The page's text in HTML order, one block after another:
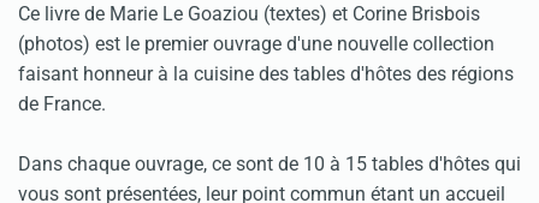
Ce livre de Marie Le Goaziou (textes) et Corine Brisbois
(photos) est le premier ouvrage d'une nouvelle collection
faisant honneur à la cuisine des tables d'hôtes des régions
de France.
Dans chaque ouvrage, ce sont de 10 à 15 tables d'hôtes qui
vous sont présentées, leur point commun étant un accueil